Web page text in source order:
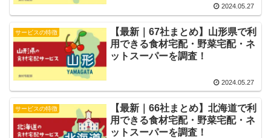
2024.05.27
サービスの特徴
【最新｜67社まとめ】山形県で利
用できる食材宅配・野菜宅配・ネ
ットスーパーを調査！
2024.05.27
サービスの特徴
【最新｜66社まとめ】北海道で利
用できる食材宅配・野菜宅配・ネ
ットスーパーを調査！